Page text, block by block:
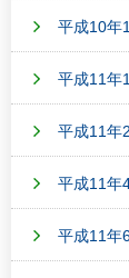
平成10年
平成11年
平成11年
平成11年
平成11年